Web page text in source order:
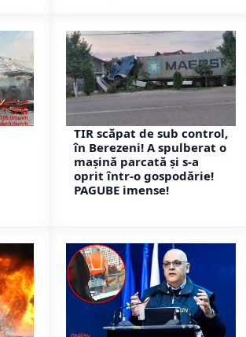
TIR scăpat de sub control,
în Berezeni! A spulberat o
mașină parcată și s-a
oprit într-o gospodărie!
PAGUBE imense!